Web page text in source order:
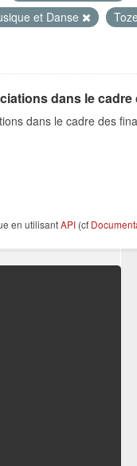
et Danse
dans le
dans le cadre des
en utilisantAPI (cf